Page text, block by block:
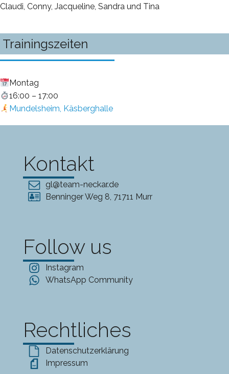
Claudi, Conny, Jacqueline, Sandra und Tina
Trainingszeiten
Montag
16:00 – 17:00
Mundelsheim, Käsberghalle
Kontakt
gl@team-neckar.de
Benninger Weg 8, 71711 Murr
Follow us
Instagram
WhatsApp Community
Rechtliches
Datenschutzerklärung
Impressum